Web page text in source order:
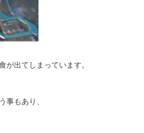
が出てしまっています。
事もあり、